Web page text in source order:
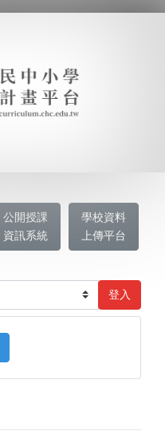
公開授課
資訊系統
學校資料
上傳平台
登入